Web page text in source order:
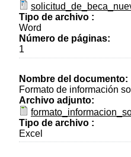
Tipo de archivo :
Word
Número de páginas:
1
Nombre del documento:
Formato de información
Archivo adjunto:
Tipo de archivo :
Excel